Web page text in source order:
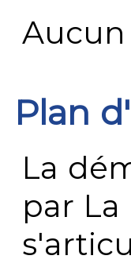
Plan
La
par